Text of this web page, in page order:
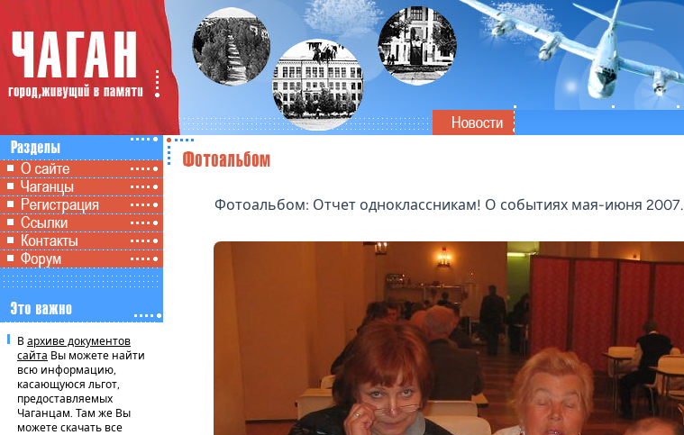
В архиве документов
сайта Вы можете найти
всю информацию,
касающуюся льгот,
предоставляемых
Чаганцам. Там же Вы
можете скачать все
Фотоальбом: Отчет одноклассникам! О событиях мая-июня 2007.